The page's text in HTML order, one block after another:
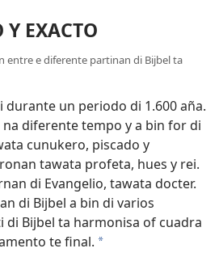
EXACTO
entre e diferente partinan di Bijbel ta
durante un periodo di 1.600 aña.
diferente tempo y a bin for di
cunukero, piscado y
tawata profeta, hues y rei.
di Evangelio, tawata docter.
di Bijbel a bin di varios
Bijbel ta harmonisa of cuadra
te final. a